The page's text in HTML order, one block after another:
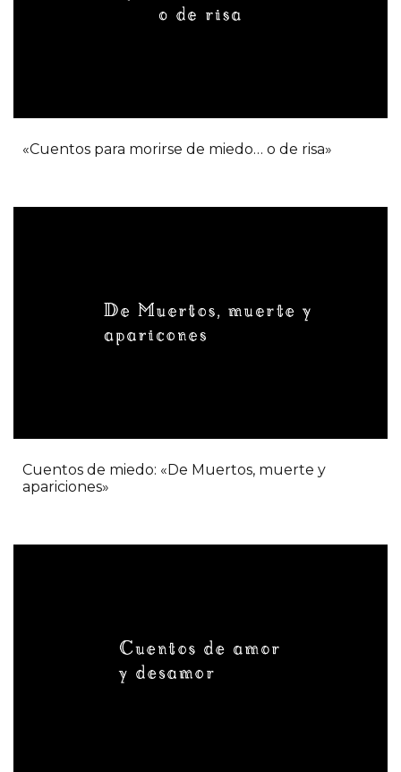
«Cuentos para morirse de miedo… o de risa»
Cuentos de miedo: «De Muertos, muerte y
apariciones»